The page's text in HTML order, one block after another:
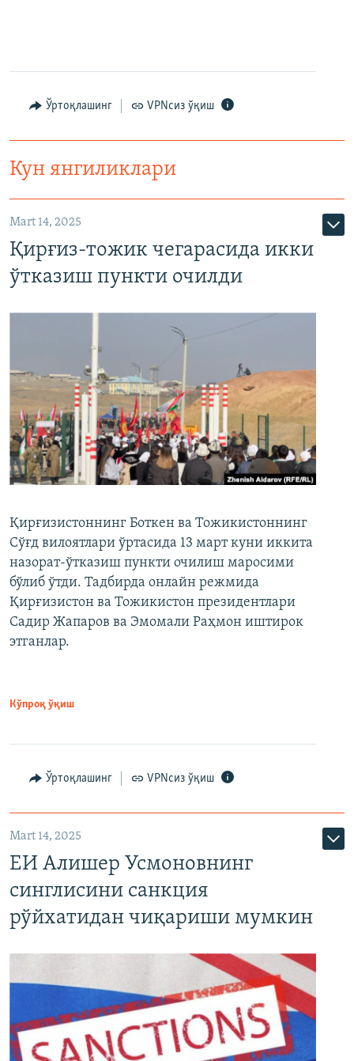
Ўртоқлашинг VPNсиз ўқиш
Кун янгиликлари
Mart 14, 2025
Қирғиз-тожик чегарасида икки
ўтказиш пункти очилди
Қирғизистоннинг Боткен ва Тожикистоннинг
Сўғд вилоятлари ўртасида 13 март куни иккита
назорат-ўтказиш пункти очилиш маросими
бўлиб ўтди. Тадбирда онлайн режмида
Қирғизистон ва Тожикистон президентлари
Садир Жапаров ва Эмомали Раҳмон иштирок
этганлар.
Кўпроқ ўқиш
Ўртоқлашинг VPNсиз ўқиш
Mart 14, 2025
ЕИ Алишер Усмоновнинг
синглисини санкция
рўйхатидан чиқариши мумкин